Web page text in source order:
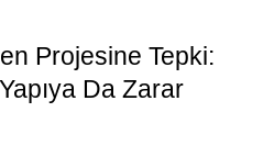
Projesine Tepki:
Da Zarar